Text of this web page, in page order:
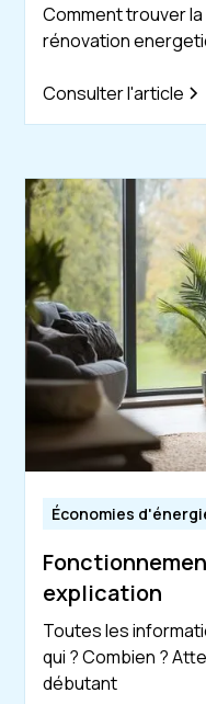
Comment trouver
rénovation
Consulter l'article
Économies
explication
Toutes les
qui ? Combien ?
débutant